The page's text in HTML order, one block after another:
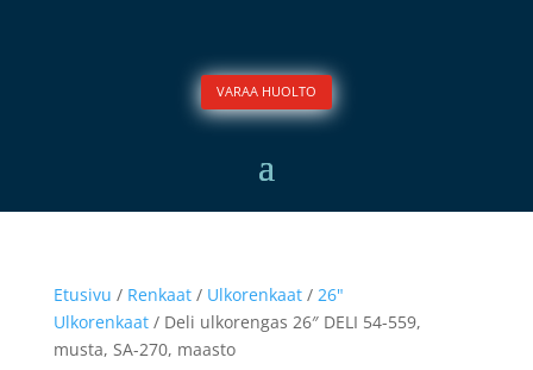
VARAA HUOLTO
Etusivu / Renkaat/ Ulkorenkaat/ 26"
Ulkorenkaat/ Deli ulkorengas 26″ DELI 54-559,
musta, SA-270, maasto